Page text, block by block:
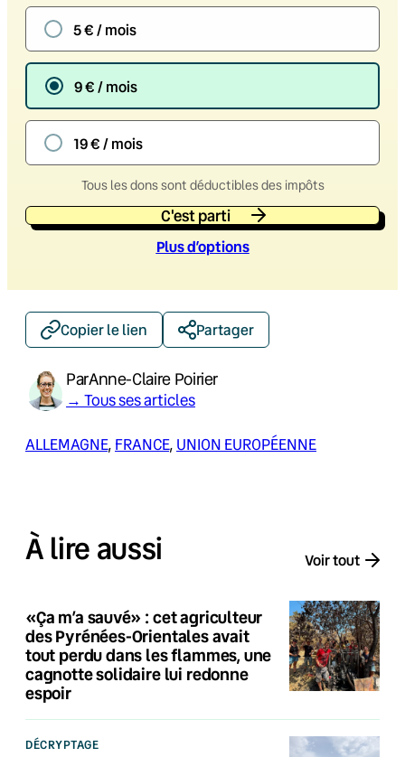
5 € / mois
9 € / mois
19 € / mois
Tous les dons sont déductibles des impôts
C'est parti
Plus d’options
Copier le lien Partager
ParAnne-Claire Poirier
→ Tous ses articles
ALLEMAGNE, FRANCE, UNION EUROPÉENNE
À lire aussi Voir tout
«Ça m’a sauvé» : cet agriculteur
des Pyrénées-Orientales avait
tout perdu dans les flammes, une
cagnotte solidaire lui redonne
espoir
DÉCRYPTAGE